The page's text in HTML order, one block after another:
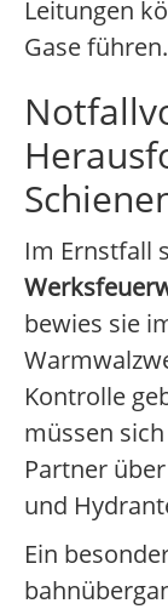
Leitungen
Gase führen.
Im Ernstfall
bewies sie
Kontrolle
müssen
Partner
und
Ein